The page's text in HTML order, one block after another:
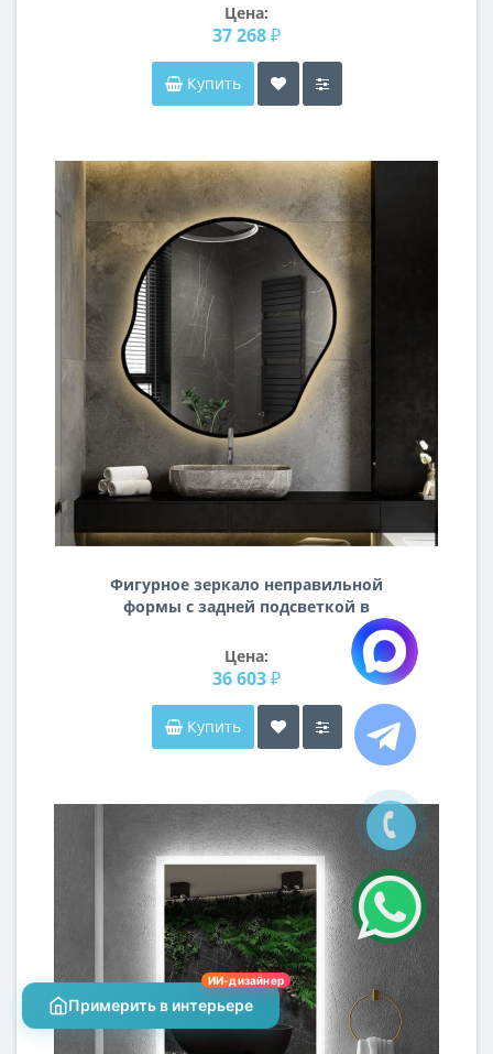
Цена:
37 268 ₽
Купить
Фигурное зеркало неправильной
формы с задней подсветкой в
Цена:
36 603 ₽
Купить
Примерить в интерьере
ИИ-дизайнер